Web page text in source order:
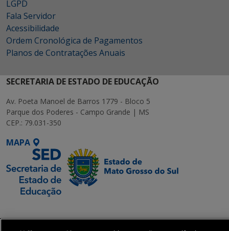
LGPD
Fala Servidor
Acessibilidade
Ordem Cronológica de Pagamentos
Planos de Contratações Anuais
SECRETARIA DE ESTADO DE EDUCAÇÃO
Av. Poeta Manoel de Barros 1779 - Bloco 5
Parque dos Poderes - Campo Grande | MS
CEP.: 79.031-350
MAPA
Executiva de